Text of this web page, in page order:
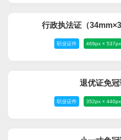
行政执法证（
职业证件 469px × 537px
退优证免冠
职业证件 352px × 440px